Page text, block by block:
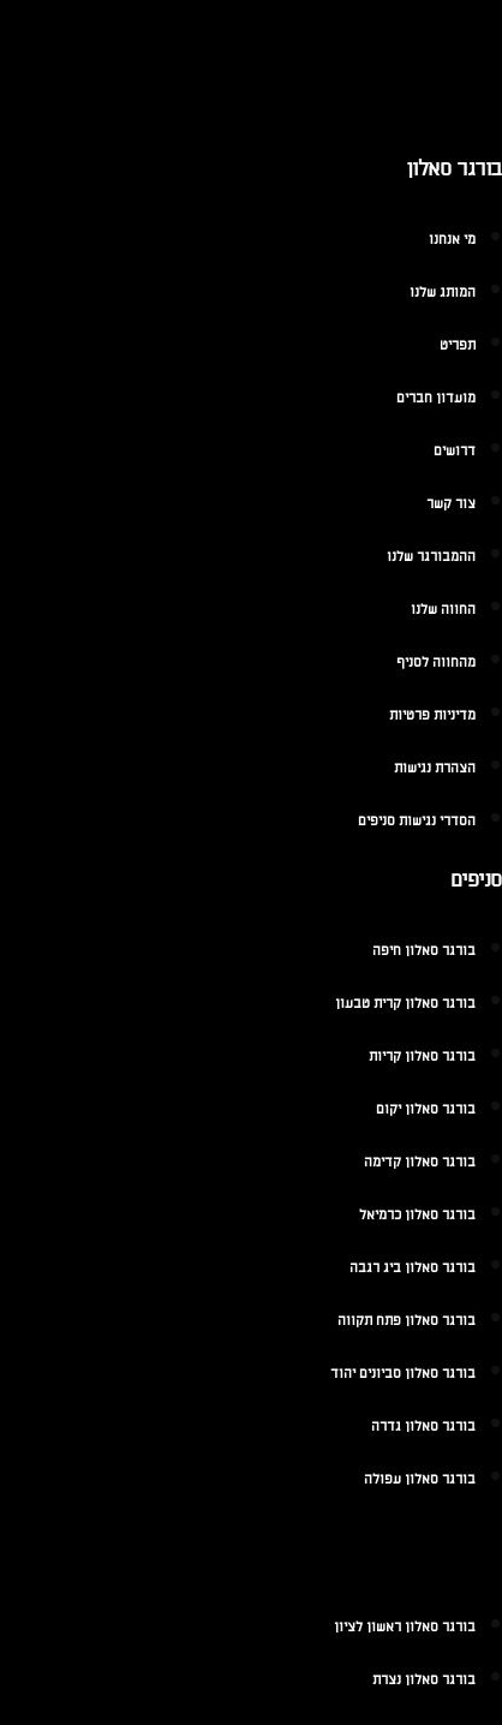
בורגר סאלון
מי אנחנו
המותג שלנו
תפריט
מועדון חברים
דרושים
צור קשר
ההמבורגר שלנו
החווה שלנו
מהחווה לסניף
מדיניות פרטיות
הצהרת נגישות
הסדרי נגישות סניפים
סניפים
בורגר סאלון חיפה
בורגר סאלון קרית טבעון
בורגר סאלון קריות
בורגר סאלון יקום
בורגר סאלון קדימה
בורגר סאלון כרמיאל
בורגר סאלון ביג רגבה
בורגר סאלון פתח תקווה
בורגר סאלון סביונים יהוד
בורגר סאלון גדרה
בורגר סאלון עפולה
בורגר סאלון ראשון לציון
בורגר סאלון נצרת